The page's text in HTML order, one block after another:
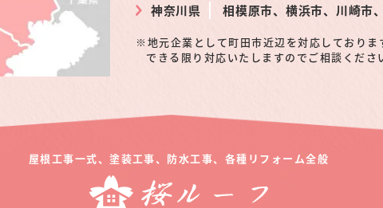
神奈川県
相模原市、横浜市、川崎市
地元企業として町田市近辺を対応しておりま
できる限り対応いたしますのでご相談くださ
屋根工事一式、塗装工事、防水工事、 各種リフォーム全般